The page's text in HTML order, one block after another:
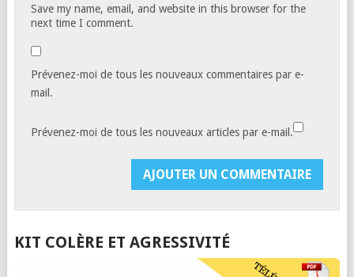
Save my name, email, and website in this browser for the
next time I comment.
Prévenez-moi de tous les nouveaux commentaires par e-
mail.
Prévenez-moi de tous les nouveaux articles par e-mail.
KIT COLÈRE ET AGRESSIVITÉ